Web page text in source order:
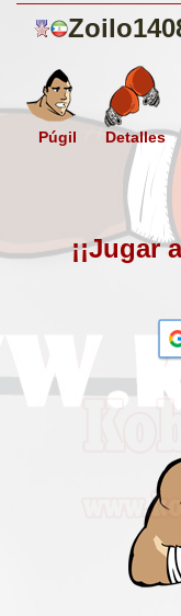
Púgil Detalles
¡¡Jugar